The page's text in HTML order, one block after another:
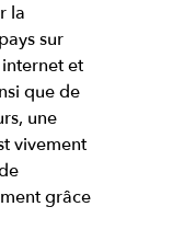
la
sur
et
que de
une
vivement
grâce